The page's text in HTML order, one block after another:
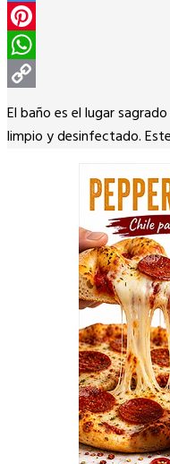
Twitter
Pinterest
WhatsApp
Copy
Link
El baño es el lugar
limpio y desinfectado.